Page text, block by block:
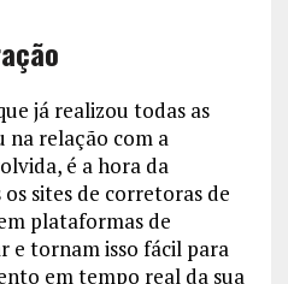
já realizou todas as
na relação com a
é a hora da
sites de corretoras de
plataformas de
e tornam isso fácil para
em tempo real da sua